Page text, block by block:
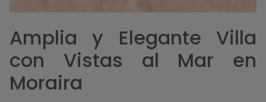
Amplia y Elegante Villa
con Vistas al Mar en
Moraira